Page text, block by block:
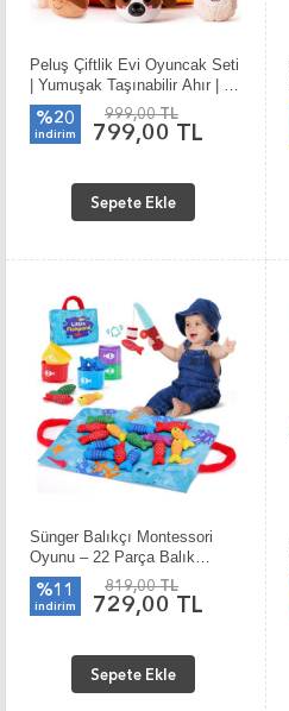
Peluş Çiftlik Evi Oyuncak Seti
| Yumuşak Taşınabilir Ahır | 6
Adet Sevimli Çiftlik Hayvanı
%20
indirim
999,00 TL
799,00 TL
Sepete Ekle
Sünger Balıkçı Montessori
Oyunu – 22 Parça Balık
Tutma Seti
%11
indirim
819,00 TL
729,00 TL
Sepete Ekle